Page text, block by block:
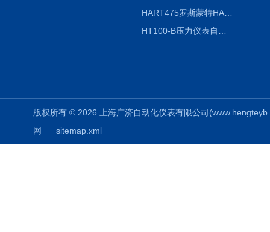
HART475罗斯蒙特HART475手操器
版权所有 © 2026 上海广济自动化仪表有限公司
网
sitemap.xml